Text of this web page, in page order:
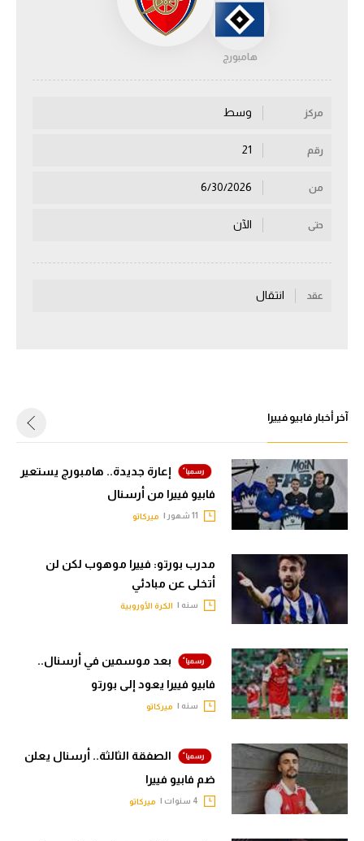
الكرة الإفريقية
منتخب مصر
سعودي في الجول
الدوري الإسباني
أمم إفريقيا
كرة سلة
كرة يد
الوطن العربي
في المونديال
رياضة نسائية
آسيا
أمريكا
ركن الألعاب
أقسام خاصة
هامبورج
مركز وسط
رقم
من
حتى الآن
عقد انتقال
آخر أخبار فابيو فييرا
إعارة جديدة.. هامبورج يستعير
فابيو فييرا من أرسنال
ميركاتو
مدرب بورتو: فييرا موهوب لكن لن
أتخلى عن مبادئي
سنه | الكرة الأوروبية
بعد موسمين في أرسنال..
فابيو فييرا يعود إلى بورتو
سنه | ميركاتو
الصفقة الثالثة.. أرسنال يعلن
ضم فابيو فييرا
ميركاتو